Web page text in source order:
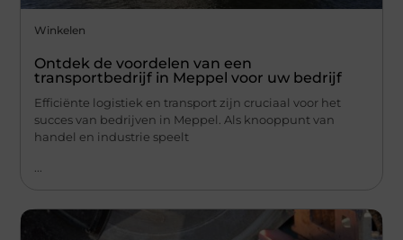
Winkelen
Ontdek de voordelen van een
transportbedrijf in Meppel voor uw bedrijf
Efficiënte logistiek en transport zijn cruciaal voor het
succes van bedrijven in Meppel. Als knooppunt van
handel en industrie speelt